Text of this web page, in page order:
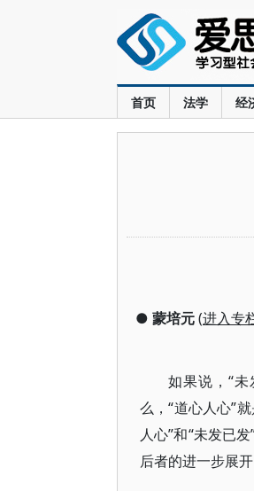
首页 法学 经
● 蒙培元(进入专
如果说，“
么，“道心人心”
人心”和“未发已
后者的进一步展